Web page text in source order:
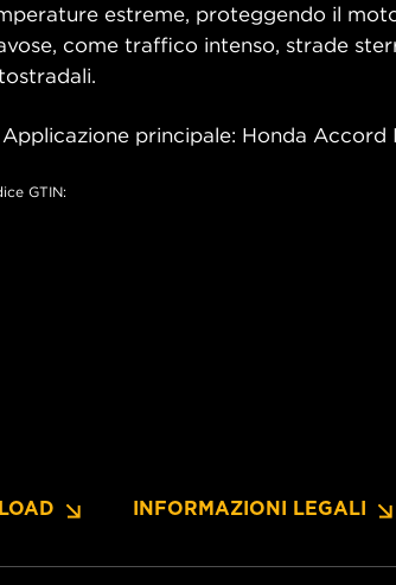
estreme, proteggendo il
come traffico intenso, strade
Applicazione principale: Honda Accord
GTIN:
INFORMAZIONI LEGALI